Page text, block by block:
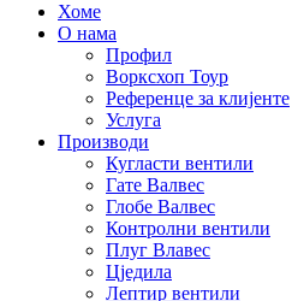
Хоме
О нама
Профил
Ворксхоп Тоур
Референце за клијенте
Услуга
Производи
Кугласти вентили
Гате Валвес
Глобе Валвес
Контролни вентили
Плуг Влавес
Цједила
Лептир вентили